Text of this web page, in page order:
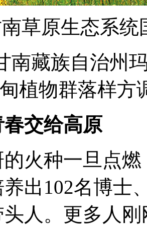
草原生态系
南藏族自治州
植物群落样方
交给高原
种一旦点燃
出102名博士
头人。更多人